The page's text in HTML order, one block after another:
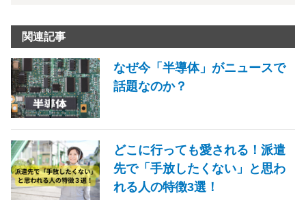
関連記事
なぜ今「半導体」がニュースで
話題なのか？
どこに行っても愛される！派遣
先で「手放したくない」と思わ
れる人の特徴3選！